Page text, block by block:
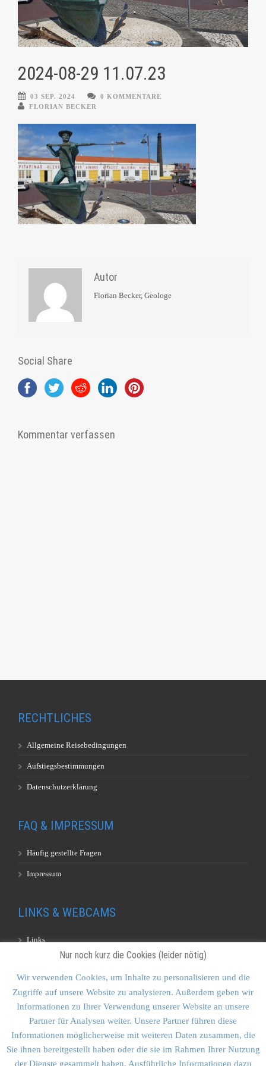
2024-08-29 11.07.23
03 SEP. 2024
0 KOMMENTARE
FLORIAN BECKER
Autor
Florian Becker, Geologe
Social Share
Kommentar verfassen
RECHTLICHES
Allgemeine Reisebedingungen
Aufstiegsbestimmungen
Datenschutzerklärung
FAQ & IMPRESSUM
Häufig gestellte Fragen
Impressum
LINKS & WEBCAMS
Links
KONTAKT & SITEMAP
Kontakt
Sitemap
Nur noch kurz die Cookies (leider nötig)
Wir verwenden Cookies, um Inhalte zu personalisieren und die
Zugriffe auf unsere Website zu analysieren. Außerdem geben wir
Informationen zu Ihrer Verwendung unserer Website an unsere
Partner für Analysen weiter. Unsere Partner führen diese
Informationen möglicherweise mit weiteren Daten zusammen, die
Sie ihnen bereitgestellt haben oder die sie im Rahmen Ihrer Nutzung
der Dienste gesammelt haben. Ausführliche Informationen dazu